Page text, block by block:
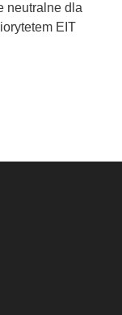
neutralne dla
EIT